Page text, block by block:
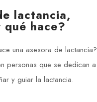
lactancia,
qué hace?
una asesora de lactancia?
personas que se dedican a
y guiar la lactancia.